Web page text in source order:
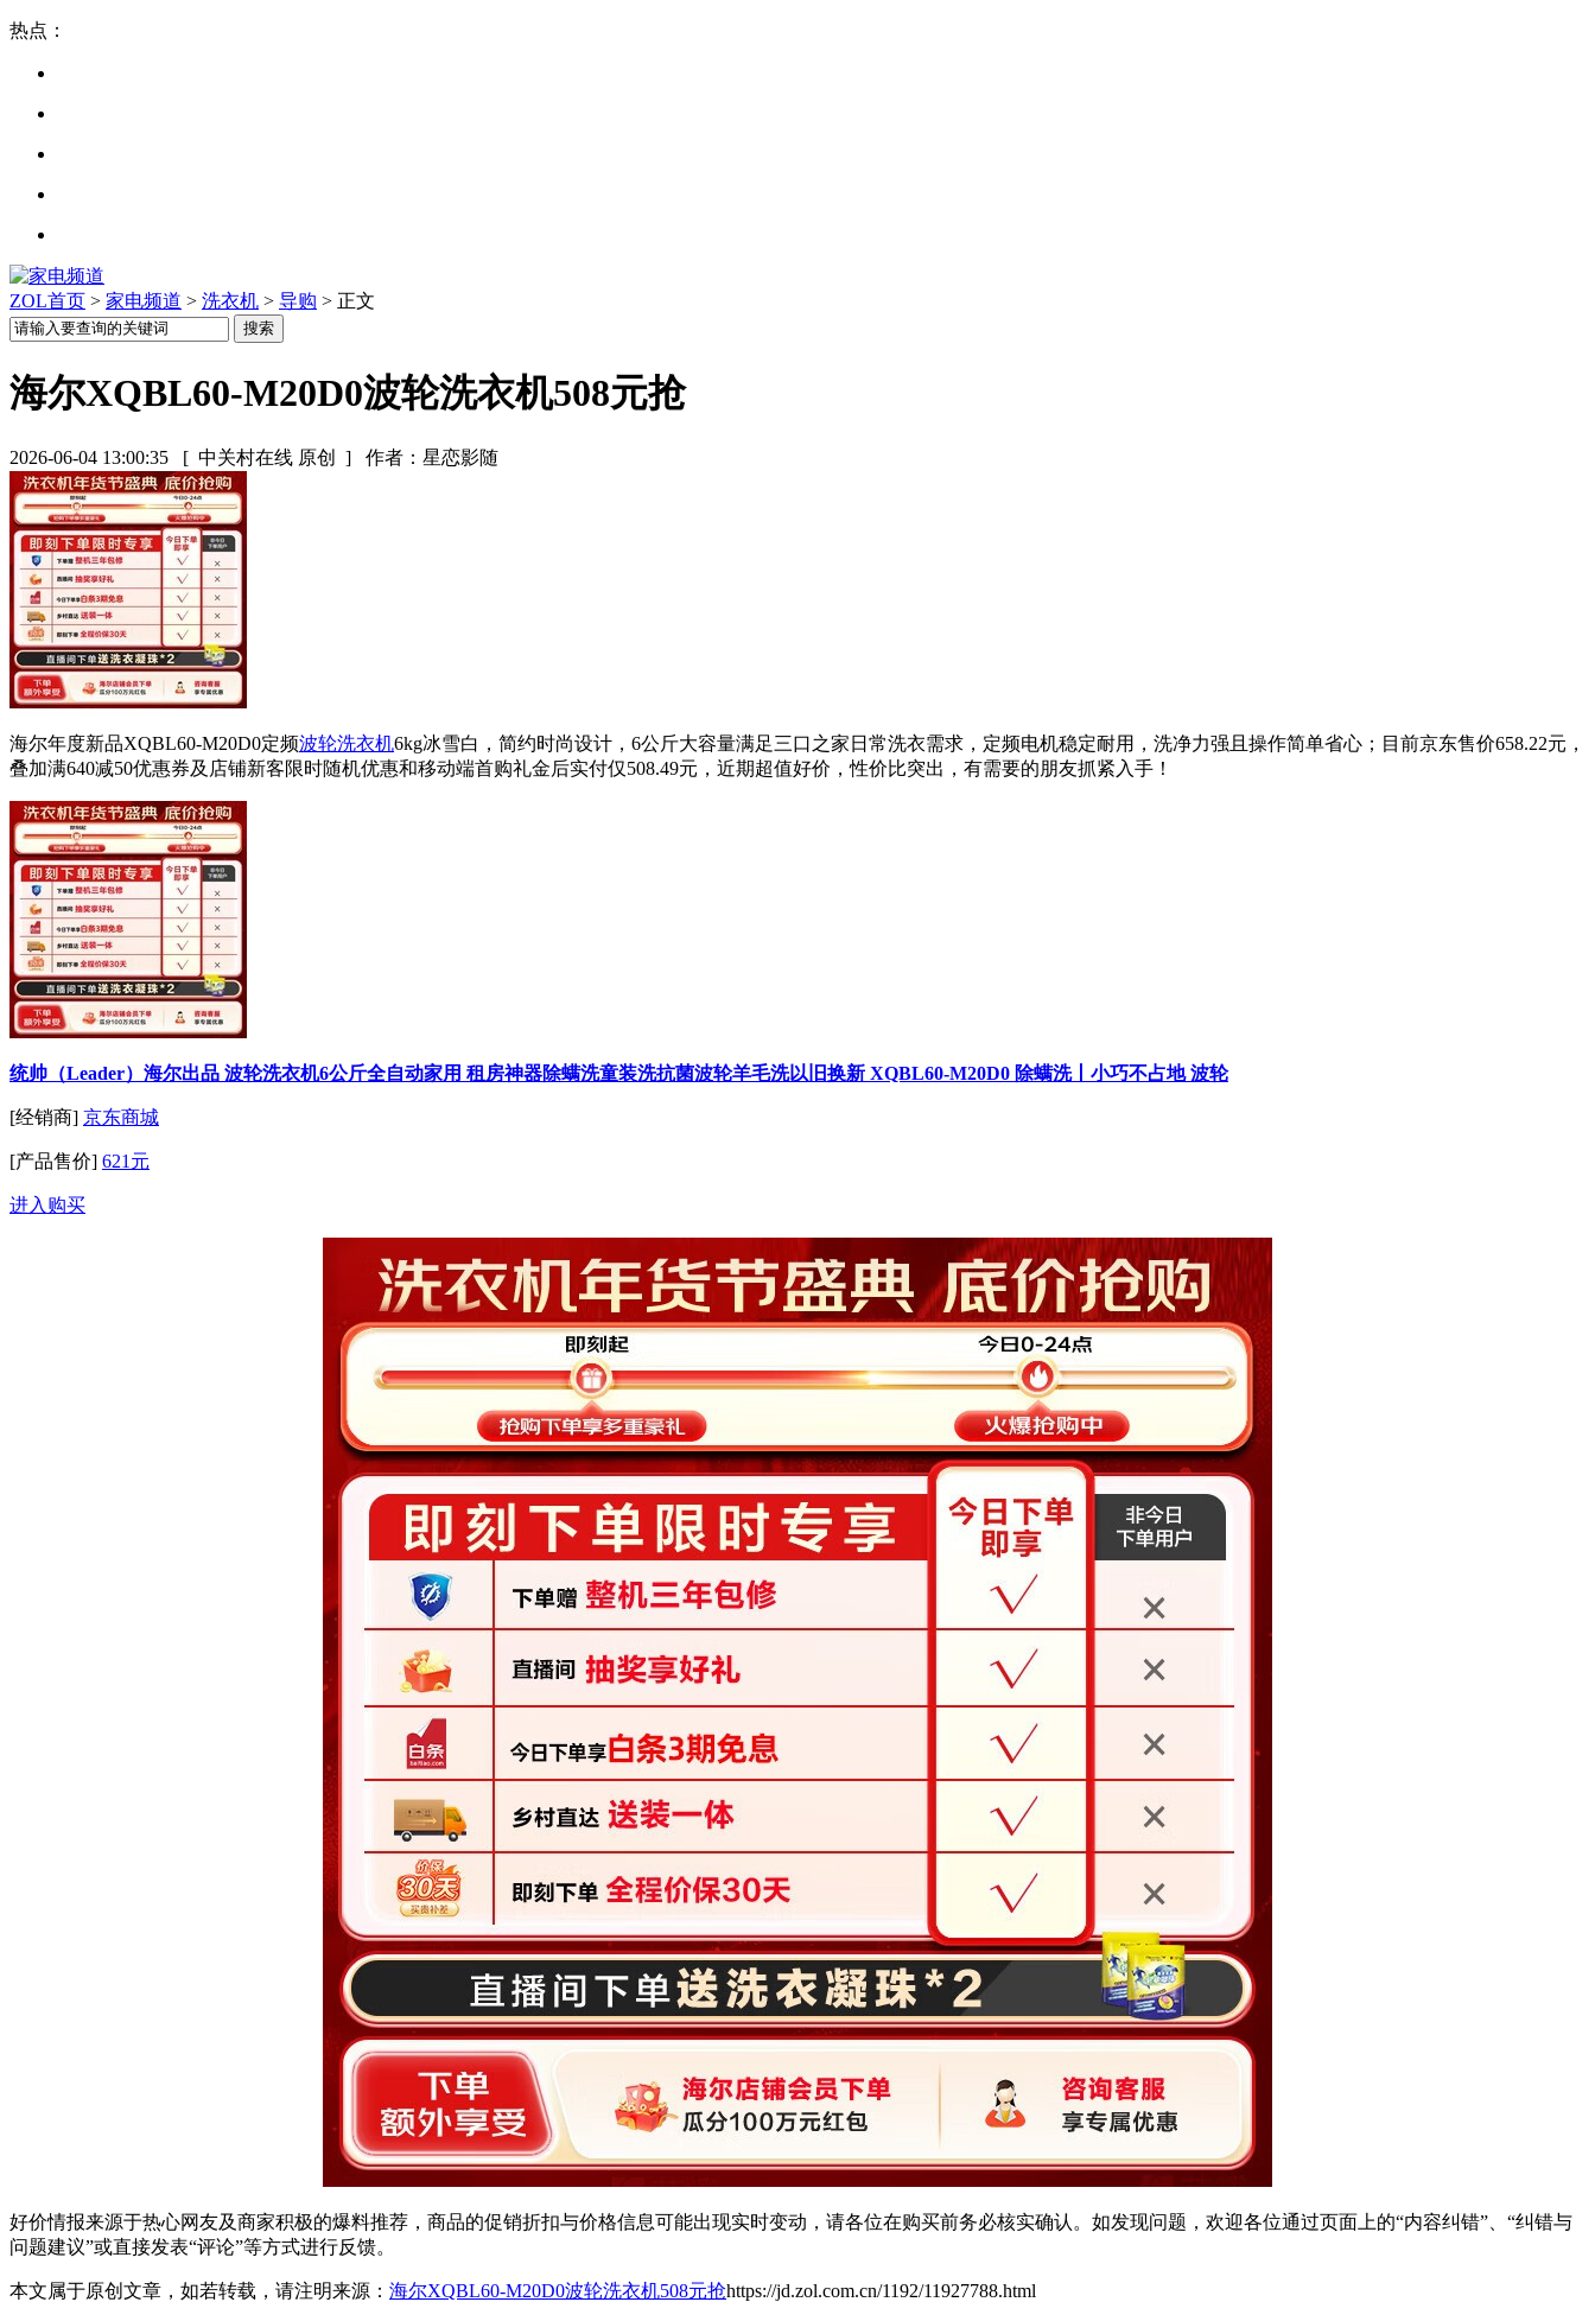
热点：
ZOL首页 > 家电频道 > 洗衣机 > 导购 > 正文
海尔XQBL60-M20D0波轮洗衣机508元抢
2026-06-04 13:00:35 [ 中关村在线 原创 ] 作者：星恋影随
海尔年度新品XQBL60-M20D0定频波轮洗衣机6kg冰雪白，简约时尚设计，6公斤大容量满足三口之家日常洗衣需求，定频电机稳定耐用，洗净力强且操作简单省心；目前京东售价658.22元，
叠加满640减50优惠券及店铺新客限时随机优惠和移动端首购礼金后实付仅508.49元，近期超值好价，性价比突出，有需要的朋友抓紧入手！
统帅（Leader）海尔出品 波轮洗衣机6公斤全自动家用 租房神器除螨洗童装洗抗菌波轮羊毛洗以旧换新 XQBL60-M20D0 除螨洗丨小巧不占地 波轮
[经销商] 京东商城
[产品售价] 621元
进入购买
好价情报来源于热心网友及商家积极的爆料推荐，商品的促销折扣与价格信息可能出现实时变动，请各位在购买前务必核实确认。如发现问题，欢迎各位通过页面上的“内容纠错”、“纠错与
问题建议”或直接发表“评论”等方式进行反馈。
本文属于原创文章，如若转载，请注明来源： 海尔XQBL60-M20D0波轮洗衣机508元抢https://jd.zol.com.cn/1192/11927788.html